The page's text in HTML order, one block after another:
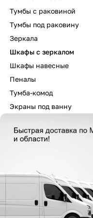
Тумбы с раковиной
Тумбы под раковину
Зеркала
Шкафы с зеркалом
Шкафы навесные
Пеналы
Тумба-комод
Экраны под ванну